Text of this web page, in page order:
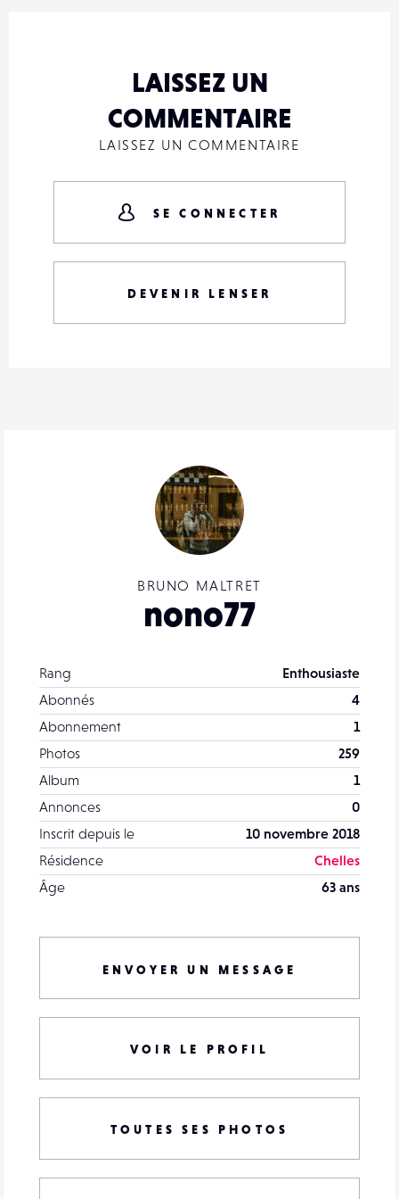
BRUNO MALTRET
nono77
Rang
Enthousiaste
Abonnés
4
Abonnement
1
Photos
259
Album
1
Annonces
0
Inscrit depuis le
10 novembre 2018
Résidence
Chelles
Âge
63 ans
ENVOYER UN MESSAGE
VOIR LE PROFIL
TOUTES SES PHOTOS
LAISSEZ UN
COMMENTAIRE
LAISSEZ UN COMMENTAIRE
SE CONNECTER
DEVENIR LENSER